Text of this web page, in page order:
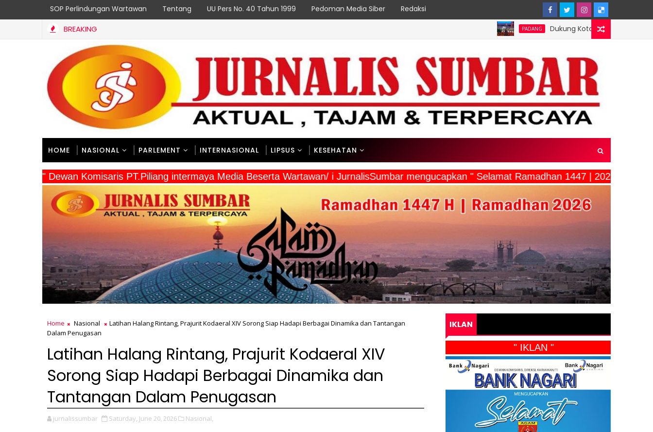
SOP Perlindungan Wartawan Tentang UU Pers No. 40 Tahun 1999 Pedoman Media Siber Redaksi
BREAKING Dukung Kota Padang Jadi Kota Inovator,
HOME NASIONAL PARLEMENT INTERNASIONAL LIPSUS KESEHATAN
" Dewan Komisaris PT.Piliang intermaya Media Beserta Wartawan/ i JurnalisSumbar mengucapkan " Selamat Ramadhan 1447 | 2026"
Home Nasional
Latihan Halang Rintang, Prajurit Kodaeral XIV Sorong Siap Hadapi Berbagai Dinamika dan Tantangan
Dalam Penugasan
Latihan Halang Rintang, Prajurit Kodaeral XIV
Sorong Siap Hadapi Berbagai Dinamika dan
Tantangan Dalam Penugasan
jurnalissumbar Saturday, June 20, 2026 Nasional,
IKLAN
" IKLAN "